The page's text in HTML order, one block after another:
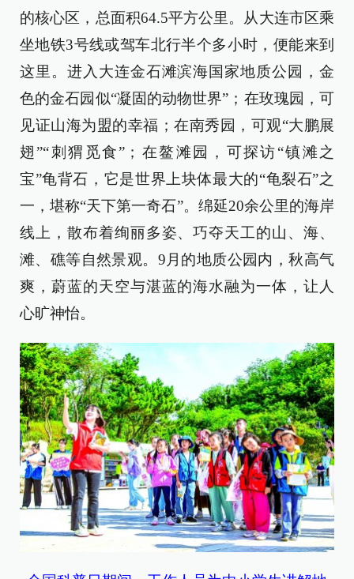
的核心区，总面积64.5平方公里。从大连市区乘
坐地铁3号线或驾车北行半个多小时，便能来到
这里。进入大连金石滩滨海国家地质公园，金
色的金石园似“凝固的动物世界”；在玫瑰园，可
见证山海为盟的幸福；在南秀园，可观“大鹏展
翅”“刺猬觅食”；在鳌滩园，可探访“镇滩之
宝”龟背石，它是世界上块体最大的“龟裂石”之
一，堪称“天下第一奇石”。绵延20余公里的海岸
线上，散布着绚丽多姿、巧夺天工的山、海、
滩、礁等自然景观。9月的地质公园内，秋高气
爽，蔚蓝的天空与湛蓝的海水融为一体，让人
心旷神怡。